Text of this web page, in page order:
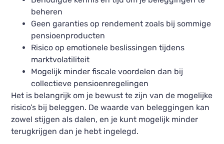
beheren
Geen garanties op rendement zoals bij sommige
pensioenproducten
Risico op emotionele beslissingen tijdens
marktvolatiliteit
Mogelijk minder fiscale voordelen dan bij
collectieve pensioenregelingen
Het is belangrijk om je bewust te zijn van de mogelijke
risico’s bij beleggen. De waarde van beleggingen kan
zowel stijgen als dalen, en je kunt mogelijk minder
terugkrijgen dan je hebt ingelegd.